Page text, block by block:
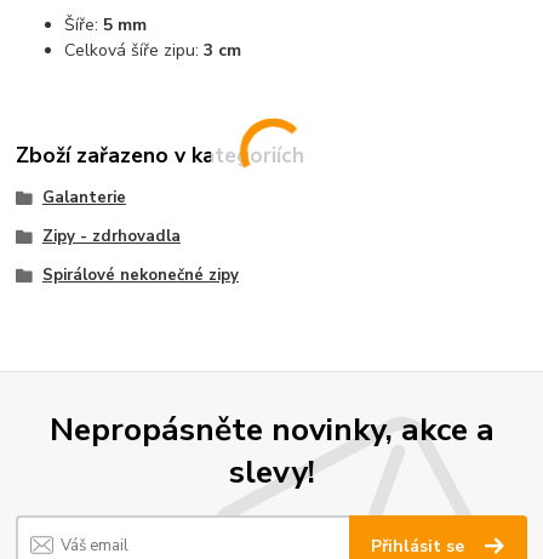
Šíře: 5 mm
Celková šíře zipu: 3 cm
Zboží zařazeno v kategoriích
Galanterie
Zipy - zdrhovadla
Spirálové nekonečné zipy
Nepropásněte novinky, akce a
slevy!
Přihlásit se